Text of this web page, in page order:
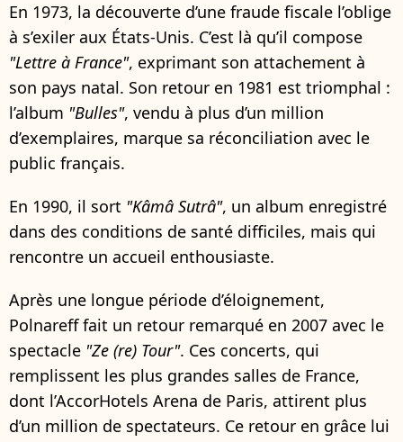
En 1973, la découverte d’une fraude fiscale l’oblige
à s’exiler aux États-Unis. C’est là qu’il compose
"Lettre à France", exprimant son attachement à
son pays natal. Son retour en 1981 est triomphal :
l’album "Bulles", vendu à plus d’un million
d’exemplaires, marque sa réconciliation avec le
public français.
En 1990, il sort "Kâmâ Sutrâ", un album enregistré
dans des conditions de santé difficiles, mais qui
rencontre un accueil enthousiaste.
Après une longue période d’éloignement,
Polnareff fait un retour remarqué en 2007 avec le
spectacle "Ze (re) Tour". Ces concerts, qui
remplissent les plus grandes salles de France,
dont l’AccorHotels Arena de Paris, attirent plus
d’un million de spectateurs. Ce retour en grâce lui